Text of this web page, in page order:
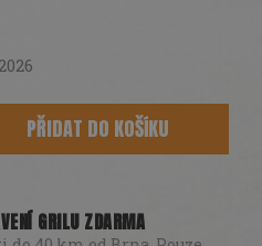
PŘIDAT DO KOŠÍKU
GRILU ZDARMA